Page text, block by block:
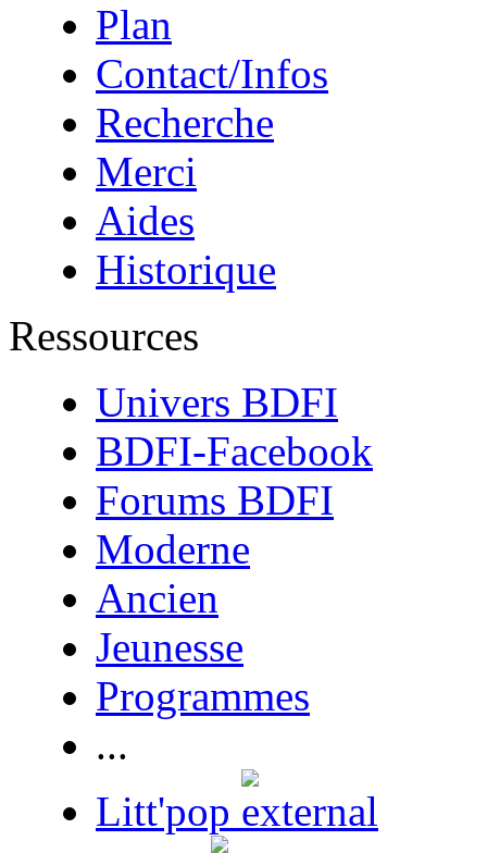
Plan
Contact/Infos
Recherche
Merci
Aides
Historique
Ressources
Univers BDFI
BDFI-Facebook
Forums BDFI
Moderne
Ancien
Jeunesse
Programmes
...
Litt'pop